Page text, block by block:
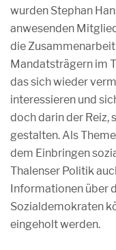
wurden Stephan
anwesenden
die
Mandatsträgern im
das sich wieder
interessieren und
doch darin der Reiz,
gestalten. Als
dem Einbringen
Thalenser Politik
Informationen über
Sozialdemokraten
eingeholt werden.